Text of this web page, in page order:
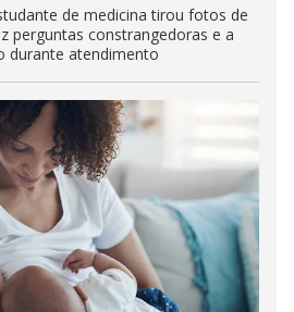
de medicina tirou fotos de
perguntas constrangedoras e a
durante atendimento